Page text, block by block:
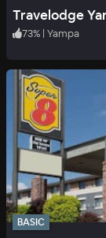
Travelodge
73% | Yampa
BASIC